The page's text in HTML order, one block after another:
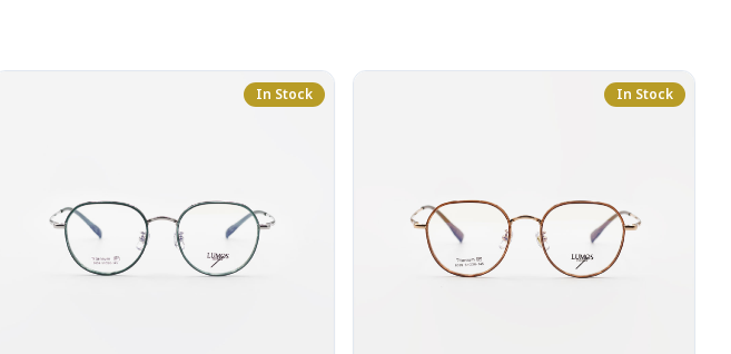
In Stock In Stock